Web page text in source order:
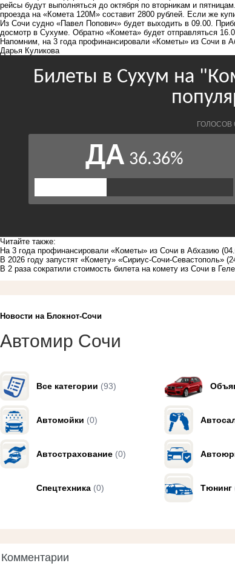
рейсы будут выполняться до октября по вторникам и
проезда на «Комета 120М» составит 2800 рублей. Если же
Из Сочи судно «Павел Попович» будет выходить в 09.00.
досмотр в Сухуме. Обратно «Комета» будет отправляться
Напомним , на 3 года профинансировали «Кометы» из Сочи в
Дарья Куликова
Читайте также:
На 3 года профинансировали «Кометы» из Сочи в Абхазию
В 2026 году запустят «Комету» «Сириус-Сочи-Севастополь»
В 2 раза сократили стоимость билета на комету из Сочи в
Новости на Блoкнoт-Сочи
Автомир Сочи
Все категории (93)
Автомойки (0)
Автострахование (0)
Спецтехника (0) Тюнинг
Комментарии